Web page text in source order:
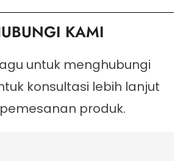
KAMI
untuk menghubungi
konsultasi lebih lanjut
produk.